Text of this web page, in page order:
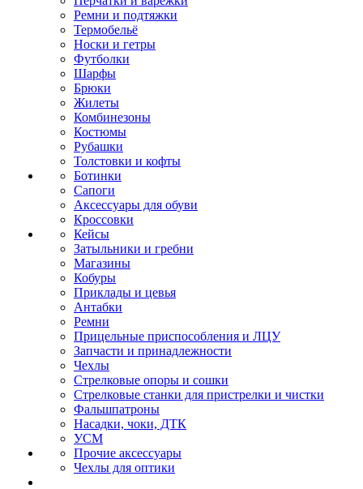
Ремни и подтяжки
Термобельё
Носки и гетры
Футболки
Шарфы
Брюки
Жилеты
Комбинезоны
Костюмы
Рубашки
Толстовки и кофты
Ботинки
Сапоги
Аксессуары для обуви
Кроссовки
Кейсы
Затыльники и гребни
Магазины
Кобуры
Приклады и цевья
Антабки
Ремни
Прицельные приспособления и ЛЦУ
Запчасти и принадлежности
Чехлы
Стрелковые опоры и сошки
Стрелковые станки для пристрелки и чистки
Фальшпатроны
Насадки, чоки, ДТК
УСМ
Прочие аксессуары
Чехлы для оптики